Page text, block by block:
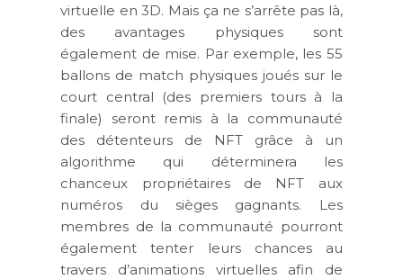
virtuelle en 3D. Mais ça ne s’arrête pas là,
des avantages physiques sont
également de mise. Par exemple, les 55
ballons de match physiques joués sur le
court central (des premiers tours à la
finale) seront remis à la communauté
des détenteurs de NFT grâce à un
algorithme qui déterminera les
chanceux propriétaires de NFT aux
numéros du sièges gagnants. Les
membres de la communauté pourront
également tenter leurs chances au
travers d’animations virtuelles afin de